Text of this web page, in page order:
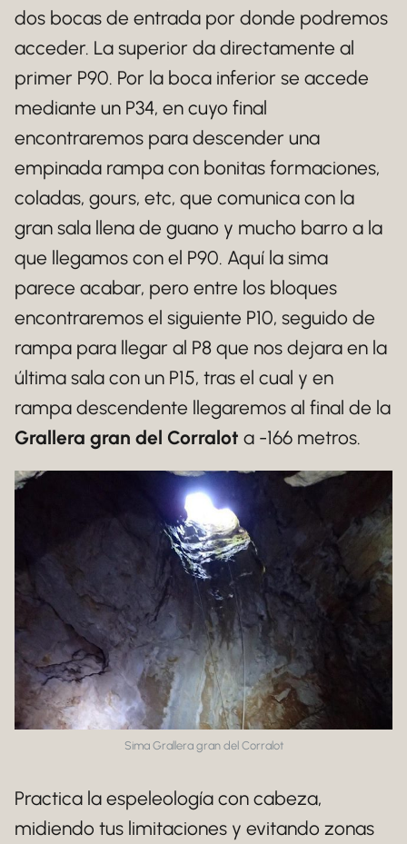
dos bocas de entrada por donde podremos
acceder. La superior da directamente al
primer P90. Por la boca inferior se accede
mediante un P34, en cuyo final
encontraremos para descender una
empinada rampa con bonitas formaciones,
coladas, gours, etc, que comunica con la
gran sala llena de guano y mucho barro a la
que llegamos con el P90. Aquí la sima
parece acabar, pero entre los bloques
encontraremos el siguiente P10, seguido de
rampa para llegar al P8 que nos dejara en la
última sala con un P15, tras el cual y en
rampa descendente llegaremos al final de la
Grallera gran del Corralot a -166 metros.
Sima Grallera gran del Corralot
Practica la espeleología con cabeza,
midiendo tus limitaciones y evitando zonas